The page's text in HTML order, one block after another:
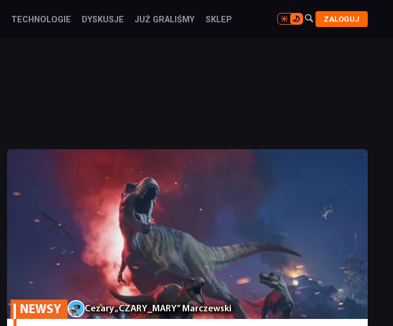
TECHNOLOGIE DYSKUSJE JUŻ GRALIŚMY SKLEP 
 ZALOGUJ
NEWSY Cezary „CZARY_MARY” Marczewski